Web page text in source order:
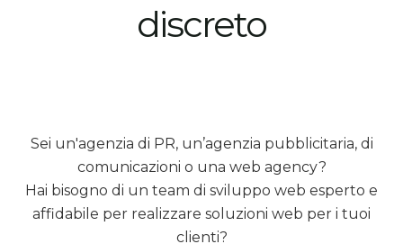
discreto
Sei un'agenzia di PR, un’agenzia pubblicitaria, di
comunicazioni o una web agency?
Hai bisogno di un team di sviluppo web esperto e
affidabile per realizzare soluzioni web per i tuoi
clienti?